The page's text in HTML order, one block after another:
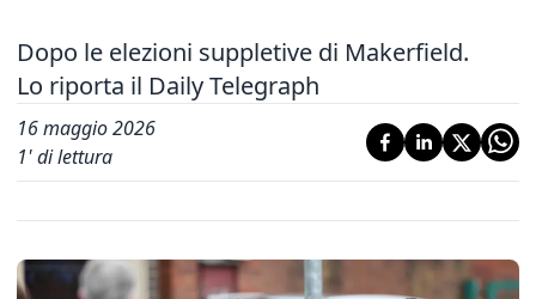
Dopo le elezioni suppletive di Makerfield.
Lo riporta il Daily Telegraph
16 maggio 2026
1' di lettura